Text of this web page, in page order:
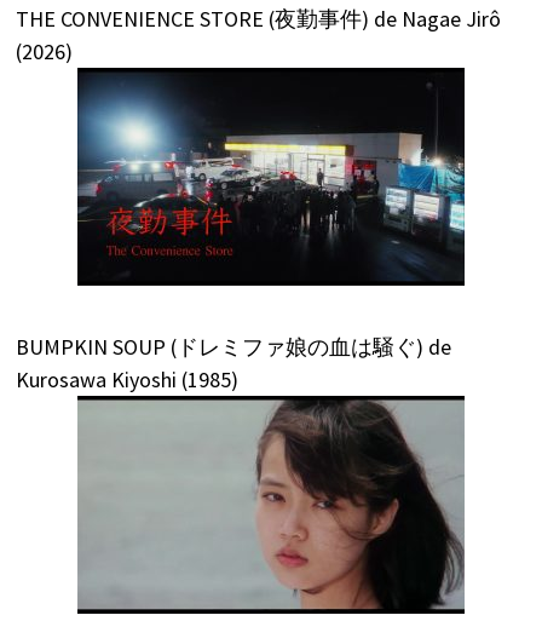
THE CONVENIENCE STORE (夜勤事件) de Nagae Jirô
(2026)
BUMPKIN SOUP (ドレミファ娘の血は騒ぐ) de
Kurosawa Kiyoshi (1985)